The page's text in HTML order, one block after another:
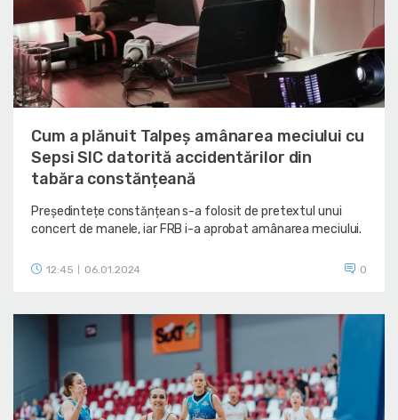
Cum a plănuit Talpeș amânarea meciului cu
Sepsi SIC datorită accidentărilor din
tabăra constănțeană
Președintețe constănțean s-a folosit de pretextul unui
concert de manele, iar FRB i-a aprobat amânarea meciului.
12:45 06.01.2024 0